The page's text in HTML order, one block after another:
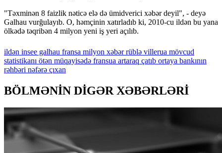
"Təxminən 8 faizlik nəticə elə də ümidverici xəbər deyil", - deyə
Galhau vurğulayıb. O, həmçinin xatırladıb ki, 2010-cu ildən bu yana
ölkədə təqribən 4 milyon yeni iş yeri açılıb.
ildən insee galhau fransa milyon xəbərrüblə villerua mövcud
statistikanı ötən müqayisədə fransua artaraq çatıb ortaya bankının
rəhbəri nəfərə çıxan
BÖLMƏNİN DİGƏR XƏBƏRLƏRİ